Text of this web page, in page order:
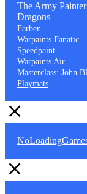
The Army Painter
Dragons
Farben
Warpaints Fanatic
Speedpaint
Warpaints Air
Masterclass: John
Playmats